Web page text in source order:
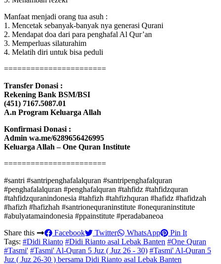
Manfaat menjadi orang tua asuh :
1. Mencetak sebanyak-banyak nya generasi Qurani
2. Mendapat doa dari para penghafal Al Qur’an
3. Memperluas silaturahim
4. Melatih diri untuk bisa peduli
=======================
Transfer Donasi :
Rekening Bank BSM/BSI
(451) 7167.5087.01
A.n Program Keluarga Allah
Konfirmasi Donasi :
Admin wa.me/6289656426995
Keluarga Allah – One Quran Institute
=======================
#santri #santripenghafalalquran #santripenghafalquran
#penghafalalquran #penghafalquran #tahfidz #tahfidzquran
#tahfidzquranindonesia #tahfizh #tahfizhquran #hafidz #hafidzah
#hafizh #hafizhah #santrionequraninstitute #onequraninstitute
#abulyatamaindonesia #ppainstitute #peradabaneoa
Share this
Facebook Twitter WhatsApp
Pin It
Tags: #Didi Rianto #Didi Rianto asal Lebak Banten #One Quran
#Tasmi' #Tasmi' Al-Quran 5 Juz ( Juz 26 - 30) #Tasmi' Al-Quran 5
Juz ( Juz 26-30 ) bersama Didi Rianto asal Lebak Banten